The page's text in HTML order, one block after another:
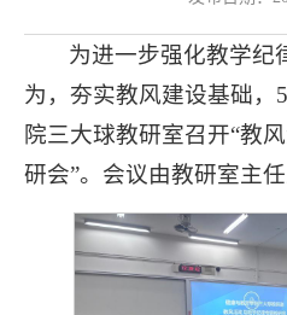
为进一步强化教学纪
为，夯实教风建设基础，
院三大球教研室召开“教
研会”。会议由教研室主